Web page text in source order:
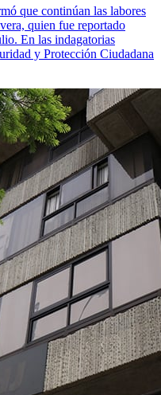
que continúan las labores
quien fue reportado
En las indagatorias
y Protección Ciudadana